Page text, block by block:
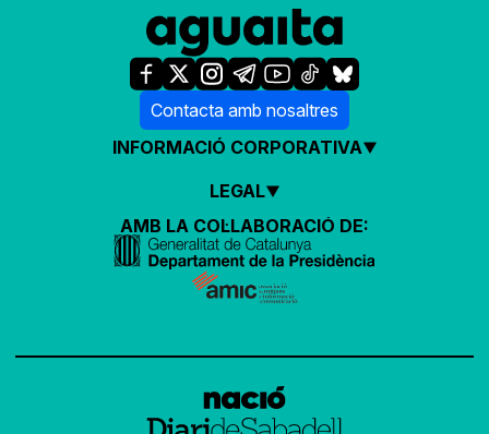
Contacta amb nosaltres
INFORMACIÓ CORPORATIVA
LEGAL
AMB LA COL·LABORACIÓ DE: